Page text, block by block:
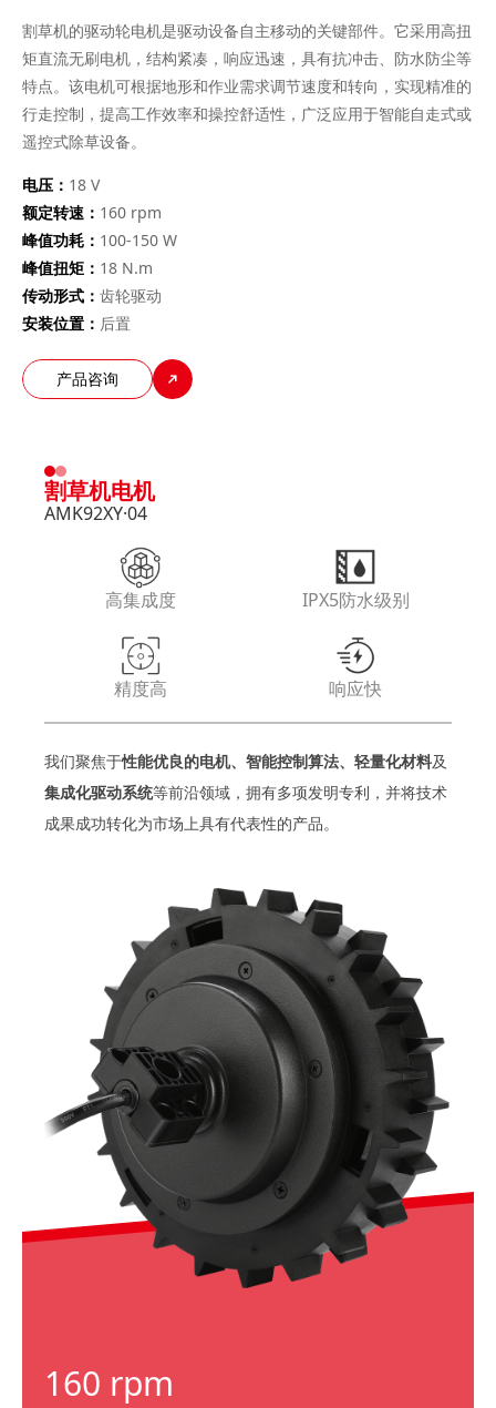
割草机的驱动轮电机是驱动设备自主移动的关键部件。它采用高扭
矩直流无刷电机，结构紧凑，响应迅速，具有抗冲击、防水防尘等
特点。该电机可根据地形和作业需求调节速度和转向，实现精准的
行走控制，提高工作效率和操控舒适性，广泛应用于智能自走式或
遥控式除草设备。
电压： 18 V
额定转速： 160 rpm
峰值功耗： 100-150 W
峰值扭矩： 18 N.m
传动形式： 齿轮驱动
安装位置： 后置
产品咨询
割草机电机
AMK92XY·04
高集成度 IPX5防水级别
精度高 响应快
我们聚焦于性能优良的电机、智能控制算法、轻量化材料及
集成化驱动系统等前沿领域，拥有多项发明专利，并将技术
成果成功转化为市场上具有代表性的产品。
160 rpm